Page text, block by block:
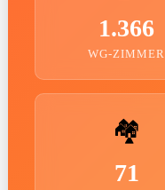
1.366
WG-ZIMMER
🏘️
71